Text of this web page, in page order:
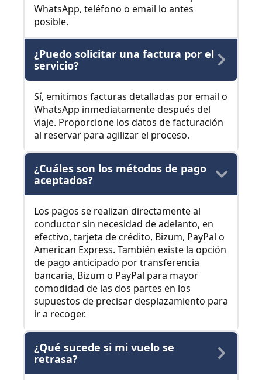
WhatsApp, teléfono o email lo antes
posible.
¿Puedo solicitar una factura por el
servicio?
Sí, emitimos facturas detalladas por email o
WhatsApp inmediatamente después del
viaje. Proporcione los datos de facturación
al reservar para agilizar el proceso.
¿Cuáles son los métodos de pago
aceptados?
Los pagos se realizan directamente al
conductor sin necesidad de adelanto, en
efectivo, tarjeta de crédito, Bizum, PayPal o
American Express. También existe la opción
de pago anticipado por transferencia
bancaria, Bizum o PayPal para mayor
comodidad de las dos partes en los
supuestos de precisar desplazamiento para
ir a recoger.
¿Qué sucede si mi vuelo se
retrasa?